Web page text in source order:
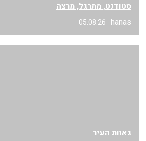
סטודנט, מתרגל, מרצה
hanas
05.08.26
גאוות העיר